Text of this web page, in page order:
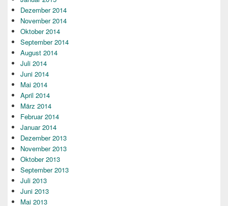
Dezember 2014
November 2014
Oktober 2014
September 2014
August 2014
Juli 2014
Juni 2014
Mai 2014
April 2014
März 2014
Februar 2014
Januar 2014
Dezember 2013
November 2013
Oktober 2013
September 2013
Juli 2013
Juni 2013
Mai 2013